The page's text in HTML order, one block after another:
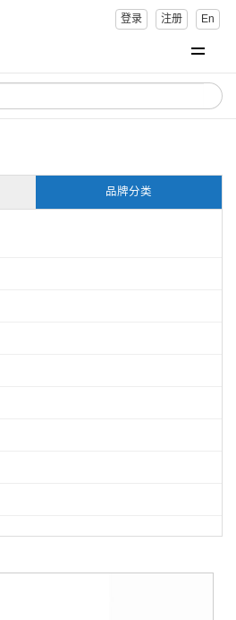
登录 注册 En
品牌分类